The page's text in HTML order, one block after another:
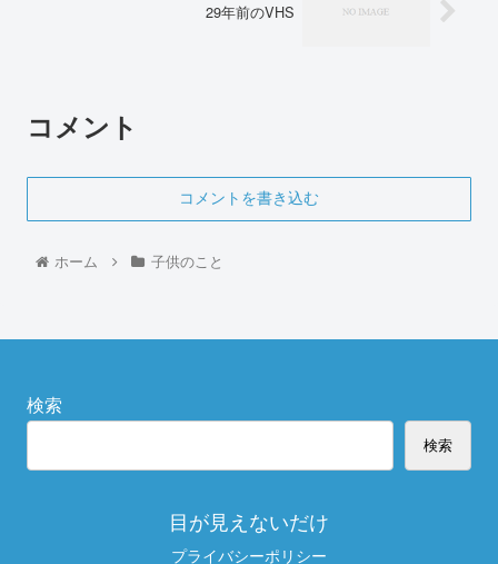
29年前のVHS
コメント
コメントを書き込む
ホーム 子供のこと
検索
検索
目が見えないだけ
プライバシーポリシー